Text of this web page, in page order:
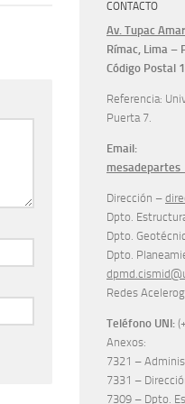
CONTACTO
Av. Tupac
Rímac, Lima –
Código Postal
Referencia:
Puerta 7.
Email:
Dirección –
Dpto.
Dpto.
Dpto.
Redes
Teléfono UNI:
Anexos:
7321 –
7331 –
7309 – Dpto.